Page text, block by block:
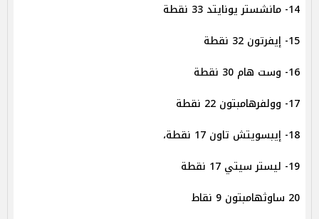
14- مانشستر يونايتد 33 نقطة
15- إيفرتون 32 نقطة
16- وست هام 30 نقطة
17- وولفرهامبتون 22 نقطة
18- إيبسويتش تاون 17 نقطة،
19- ليستر سيتي 17 نقطة
20 ساوثهامبتون 9 نقاط